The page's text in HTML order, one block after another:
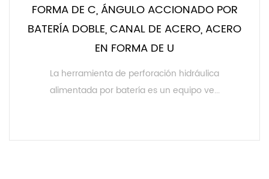
FORMA DE C, ÁNGULO ACCIONADO POR
BATERÍA DOBLE, CANAL DE ACERO, ACERO
EN FORMA DE U
La herramienta de perforación hidráulica
alimentada por batería es un equipo ve...